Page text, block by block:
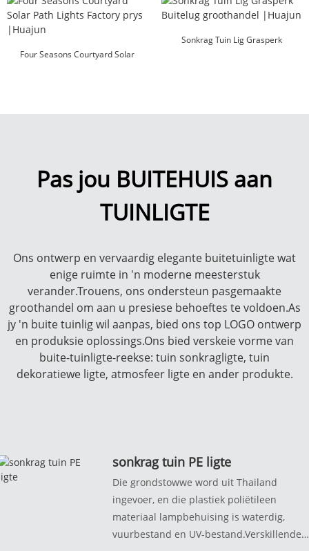
Four Seasons Courtyard Solar
Sonkrag Tuin Lig Grasperk
Pas jou BUITEHUIS aan
TUINLIGTE
Ons ontwerp en vervaardig elegante buitetuinligte wat
enige ruimte in 'n moderne meesterstuk
verander.Trouens, ons ondersteun pasgemaakte
groothandel om aan u presiese behoeftes te voldoen.As
jy 'n buite tuinlig wil aanpas, bied ons top LOGO ontwerp
en produksie oplossings.Ons bied verskeie vorme van
buite-tuinligte-reekse: tuin sonkragligte, tuin
dekoratiewe ligte, atmosfeer ligte en ander produkte.
sonkrag tuin PE ligte
Die grondstowwe word uit Thailand
ingevoer, en die plastiek poliëtileen
materiaal lampbehuising is waterdig,
vuurbestand en UV-bestand.Verskillende